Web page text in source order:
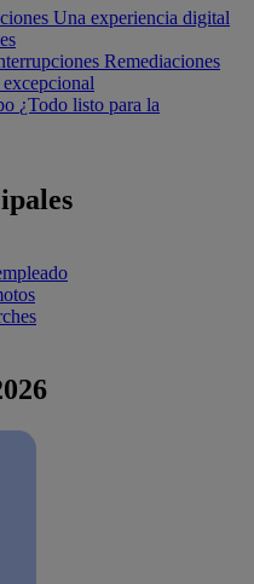
Una experiencia digital
Remediaciones
¿Todo listo para la